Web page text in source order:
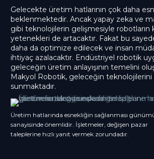
Gelecekte üretim hatlarının çok daha
beklenmektedir. Ancak yapay zeka ve
gibi teknolojilerin gelişmesiyle robotların
yetenekleri de artacaktır. Fakat bu
daha da optimize edilecek ve insan
ihtiyaç azalacaktır. Endüstriyel robotik
geleceğin üretim anlayışının temelini
Makyol Robotik, geleceğin
sunmaktadır.
Üretim hatlarında esnekliğin sağlanması
sanayisinde önemlidir. İşletmeler, değişen pazar
taleplerine hızlı yanıt vermek zorundadır.